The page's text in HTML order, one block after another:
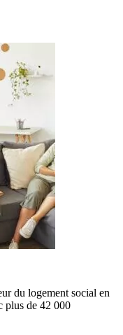
du logement social en
plus de 42 000